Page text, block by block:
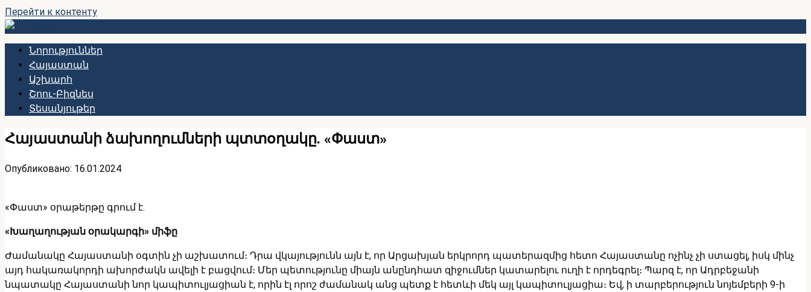
Перейти к контенту
Նորություններ
Հայաստան
Աշխարհ
Շոու-Բիզնես
Տեսանյութեր
Հայաստանի ձախողումների պտտօղակը. «Փաստ»
Опубликовано: 16.01.2024
«Փաստ» օրաթերթը գրում է.
«Խաղաղության օրակարգի» միֆը
Ժամանակը Հայաստանի օգտին չի աշխատում։ Դրա վկայությունն այն է, որ Արցախյան երկրորդ պատերազմից հետո Հայաստանը ոչինչ չի ստացել, իսկ մինչ
այդ հակառակորդի ախորժակն ավելի է բացվում։ Մեր պետությունը միայն անընդհատ զիջումներ կատարելու ուղի է որդեգրել։ Պարզ է, որ Ադրբեջանի
նպատակը Հայաստանի նոր կապիտուլյացիան է, որին էլ որոշ ժամանակ անց պետք է հետևի մեկ այլ կապիտուլյացիա։ Եվ, ի տարբերություն նոյեմբերի 9-ի